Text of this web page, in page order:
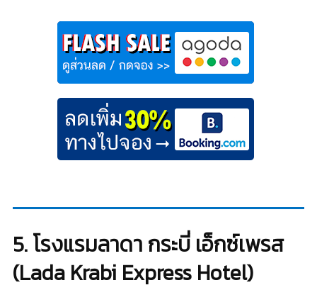
5. โรงแรมลาดา กระบี่ เอ็กซ์เพรส
(Lada Krabi Express Hotel)